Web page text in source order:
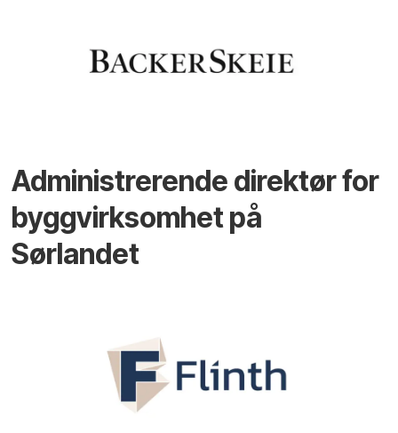
Administrerende direktør for
byggvirksomhet på
Sørlandet